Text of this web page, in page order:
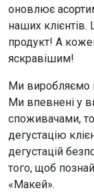
оновлює
наших
продукт! А
яскравішим!
Ми виробляємо
Ми впевнені у
споживачами,
дегустацію
дегустацій
того, щоб
«Макей».